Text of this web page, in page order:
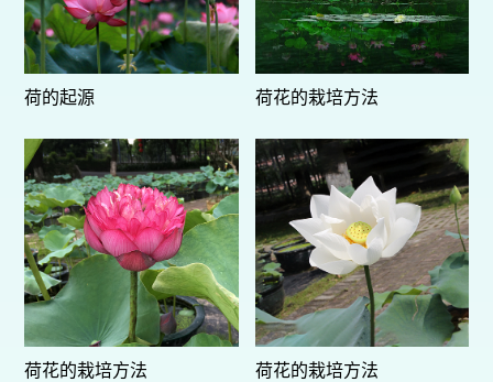
荷的起源 荷花的栽培方法
荷花的栽培方法 荷花的栽培方法